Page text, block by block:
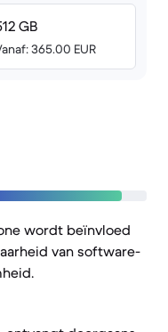
GB
365.00 EUR
wordt beïnvloed
van software-